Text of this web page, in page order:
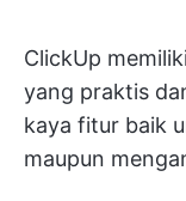
ClickUp memiliki
yang praktis
kaya fitur baik
maupun